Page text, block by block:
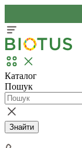
Каталог
Пошук
Знайти